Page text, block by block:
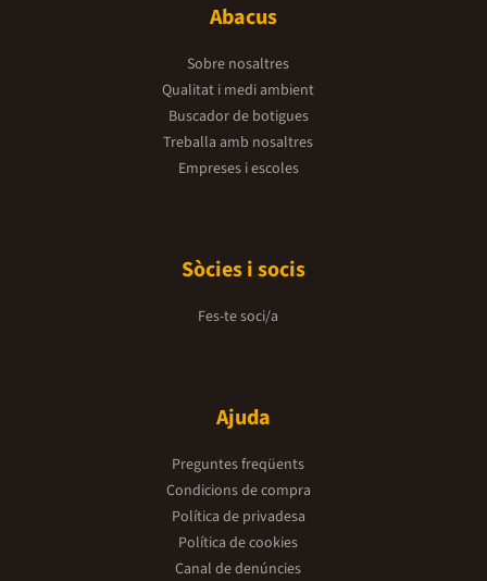
Abacus
Sobre nosaltres
Qualitat i medi ambient
Buscador de botigues
Treballa amb nosaltres
Empreses i escoles
Sòcies i socis
Fes-te soci/a
Ajuda
Preguntes freqüents
Condicions de compra
Política de privadesa
Política de cookies
Canal de denúncies